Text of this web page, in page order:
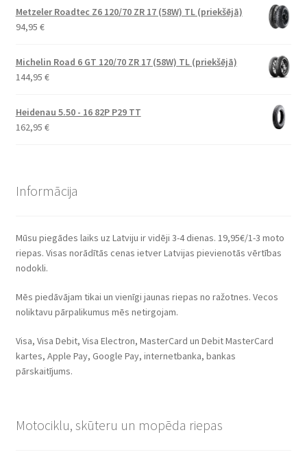
Metzeler Roadtec Z6 120/70 ZR 17 (58W) TL (priekšējā)
94,95 €
Michelin Road 6 GT 120/70 ZR 17 (58W) TL (priekšējā)
144,95 €
Heidenau 5.50 - 16 82P P29 TT
162,95 €
Informācija
Mūsu piegādes laiks uz Latviju ir vidēji 3-4 dienas. 19,95€/1-3 moto
riepas. Visas norādītās cenas ietver Latvijas pievienotās vērtības
nodokli.
Mēs piedāvājam tikai un vienīgi jaunas riepas no ražotnes. Vecos
noliktavu pārpalikumus mēs netirgojam.
Visa, Visa Debit, Visa Electron, MasterCard un Debit MasterCard
kartes, Apple Pay, Google Pay, internetbanka, bankas
pārskaitījums.
Motociklu, skūteru un mopēda riepas